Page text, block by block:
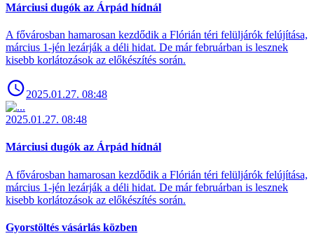
Márciusi dugók az Árpád hídnál
A fővárosban hamarosan kezdődik a Flórián téri felüljárók felújítása,
március 1-jén lezárják a déli hidat. De már februárban is lesznek
kisebb korlátozások az előkészítés során.
2025.01.27. 08:48
2025.01.27. 08:48
Márciusi dugók az Árpád hídnál
A fővárosban hamarosan kezdődik a Flórián téri felüljárók felújítása,
március 1-jén lezárják a déli hidat. De már februárban is lesznek
kisebb korlátozások az előkészítés során.
Gyorstöltés vásárlás közben